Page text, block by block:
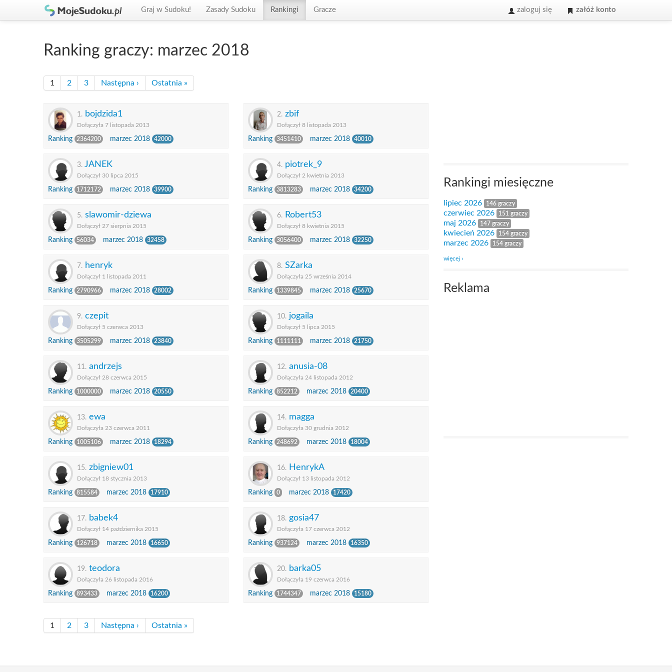
Graj w Sudoku! Zasady Sudoku Rankingi Gracze zaloguj się załóż konto
Ranking graczy: marzec 2018
1 2 3 Następna › Ostatnia »
1. bojdzida1
Dołączyła 7 listopada 2013
Ranking 2364200 marzec 2018 42000
2. zbif
Dołączył 8 listopada 2013
Ranking 3451410 marzec 2018 40010
3. JANEK
Dołączył 30 lipca 2015
Ranking 1712172 marzec 2018 39900
4. piotrek_9
Dołączył 2 kwietnia 2013
Ranking 3813283 marzec 2018 34200
5. slawomir-dziewa
Dołączył 27 sierpnia 2015
Ranking 56034 marzec 2018 32458
6. Robert53
Dołączył 8 kwietnia 2015
Ranking 3056400 marzec 2018 32250
7. henryk
Dołączył 1 listopada 2011
Ranking 2790966 marzec 2018 28002
8. SZarka
Dołączyła 25 września 2014
Ranking 1339845 marzec 2018 25670
9. czepit
Dołączył 5 czerwca 2013
Ranking 3505299 marzec 2018 23840
10. jogaila
Dołączył 5 lipca 2015
Ranking 1111111 marzec 2018 21750
11. andrzejs
Dołączył 28 czerwca 2015
Ranking 1000000 marzec 2018 20550
12. anusia-08
Dołączyła 24 listopada 2012
Ranking 852212 marzec 2018 20400
13. ewa
Dołączyła 23 czerwca 2011
Ranking 1005106 marzec 2018 18294
14. magga
Dołączyła 30 grudnia 2012
Ranking 248692 marzec 2018 18004
15. zbigniew01
Dołączył 18 stycznia 2013
Ranking 815584 marzec 2018 17910
16. HenrykA
Dołączył 13 listopada 2012
Ranking 0 marzec 2018 17420
17. babek4
Dołączył 14 października 2015
Ranking 126718 marzec 2018 16650
18. gosia47
Dołączyła 17 czerwca 2012
Ranking 937124 marzec 2018 16350
19. teodora
Dołączyła 26 listopada 2016
Ranking 893433 marzec 2018 16200
20. barka05
Dołączyła 19 czerwca 2016
Ranking 1744347 marzec 2018 15180
1 2 3 Następna › Ostatnia »
Rankingi miesięczne
lipiec 2026 146 graczy
czerwiec 2026 151 graczy
maj 2026 147 graczy
kwiecień 2026 154 graczy
marzec 2026 154 graczy
więcej ›
Reklama